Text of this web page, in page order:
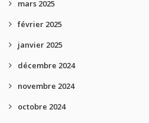
mars 2025
février 2025
janvier 2025
décembre 2024
novembre 2024
octobre 2024